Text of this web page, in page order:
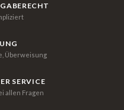
Überweisung
SERVICE
allen Fragen